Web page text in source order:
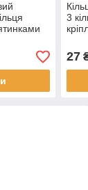
3
27